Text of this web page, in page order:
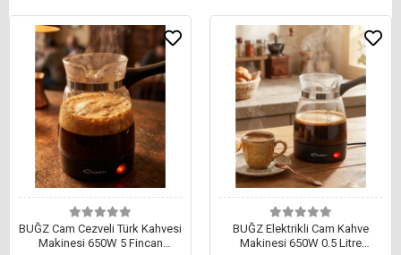
BUĞZ Cam Cezveli Türk Kahvesi
Makinesi 650W 5 Fincan
BUĞZ Elektrikli Cam Kahve
Makinesi 650W 0.5 Litre